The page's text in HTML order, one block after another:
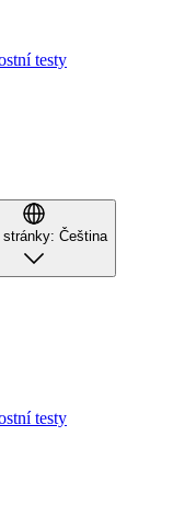
testy
Čeština
testy